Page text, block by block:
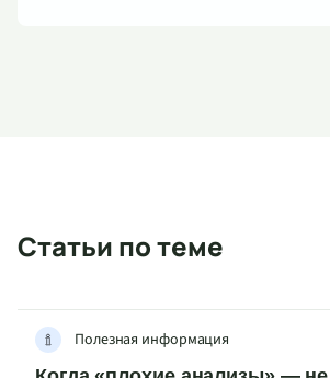
Статьи по теме
Полезная информация